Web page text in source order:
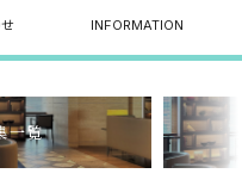
INFORMATION
一覧